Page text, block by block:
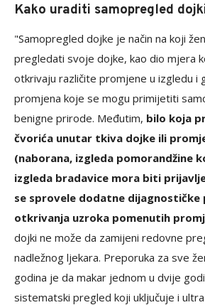
Kako uraditi samopregled
"Samopregled dojke je način na koji
pregledati svoje dojke, kao dio mjera
otkrivaju različite promjene u izgledu i
promjena koje se mogu primijetiti
benigne prirode. Međutim, bilo koja
čvorića unutar tkiva dojke ili
(naborana, izgleda pomorandžine
izgleda bradavice mora biti
se sprovele dodatne dijagnostičke
otkrivanja uzroka pomenutih
dojki ne može da zamijeni redovne
nadležnog ljekara. Preporuka za sve
godina je da makar jednom u dvije
sistematski pregled koji uključuje i